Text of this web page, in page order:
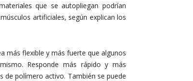
que se autopliegan podrían
artificiales, según explican los
más flexible y más fuerte que algunos
Responde más rápido y más
polímero activo. También se puede